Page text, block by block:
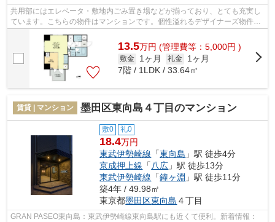
共用部にはエレベータ・敷地内ごみ置き場などが揃っており、とても充実し
ています。こちらの物件はマンションです。個性溢れるデザイナーズ物件は
とても魅力的で素敵です。メンテナン...
13.5万円 (管理費等：5,000円 )
敷金 1ヶ月 礼金
1ヶ月
7階 / 1LDK / 33.64㎡
賃貸 | マンション 墨田区東向島４丁目のマンション
敷0 礼0
18.4万円
東武伊勢崎線 「東向島 」駅 徒歩4分
京成押上線 「八広 」駅 徒歩13分
東武伊勢崎線 「鐘ヶ淵 」駅 徒歩11分
築4年 / 49.98㎡
東京都墨田区東向島 ４丁目
GRAN PASEO東向島：東武伊勢崎線東向島駅にも近くて便利。新着情報：